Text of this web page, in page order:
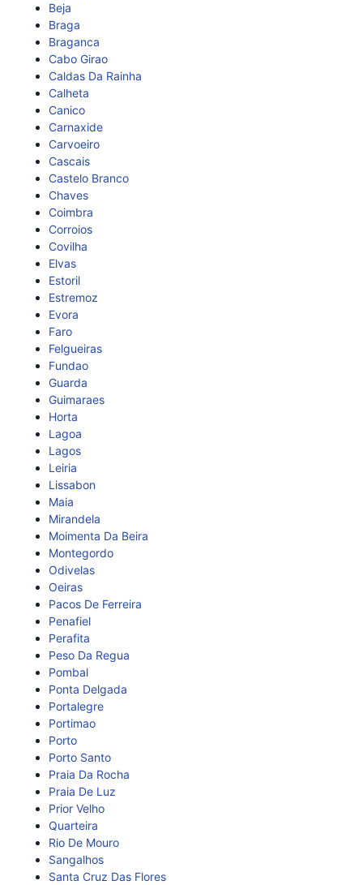
Beja
Braga
Braganca
Cabo Girao
Caldas Da Rainha
Calheta
Canico
Carnaxide
Carvoeiro
Cascais
Castelo Branco
Chaves
Coimbra
Corroios
Covilha
Elvas
Estoril
Estremoz
Evora
Faro
Felgueiras
Fundao
Guarda
Guimaraes
Horta
Lagoa
Lagos
Leiria
Lissabon
Maia
Mirandela
Moimenta Da Beira
Montegordo
Odivelas
Oeiras
Pacos De Ferreira
Penafiel
Perafita
Peso Da Regua
Pombal
Ponta Delgada
Portalegre
Portimao
Porto
Porto Santo
Praia Da Rocha
Praia De Luz
Prior Velho
Quarteira
Rio De Mouro
Sangalhos
Santa Cruz Das Flores